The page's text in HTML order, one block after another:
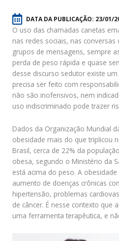
DATA DA PUBLICAÇÃO: 23/01/
O uso das chamadas canetas
nas redes sociais, nas
grupos de mensagens, sempre
perda de peso rápida e quase
desse discurso sedutor existe
precisa ser feito com
não são inofensivos, nem
uso indiscriminado pode trazer
Dados da Organização Mundial
obesidade mais do que triplicou
Brasil, cerca de 22% da
obesa, segundo o Ministério da
está acima do peso. A
aumento de doenças crônicas
hipertensão, problemas
de câncer. É nesse contexto que
uma ferramenta terapêutica, e